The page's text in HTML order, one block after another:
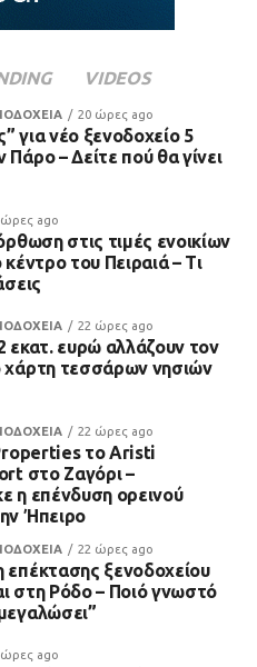
VIDEOS
20 ώρες ago
για νέο ξενοδοχείο 5
– Δείτε πού θα γίνει
ago
στις τιμές ενοικίων
κέντρο του Πειραιά – Τι
22 ώρες ago
εκατ. ευρώ αλλάζουν τον
χάρτη τεσσάρων νησιών
22 ώρες ago
το Aristi
στο Ζαγόρι –
η επένδυση ορεινού
Ήπειρο
22 ώρες ago
επέκτασης ξενοδοχείου
στη Ρόδο – Ποιό γνωστό
ago